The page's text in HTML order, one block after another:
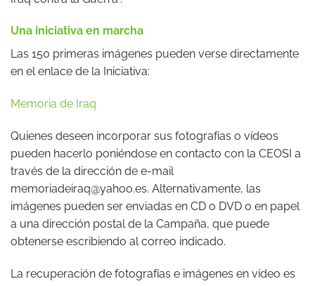
Una iniciativa en marcha
Las 150 primeras imágenes pueden verse directamente
en el enlace de la Iniciativa:
Memoria de Iraq
Quienes deseen incorporar sus fotografías o vídeos
pueden hacerlo poniéndose en contacto con la CEOSI a
través de la dirección de e-mail
memoriadeiraq@yahoo.es. Alternativamente, las
imágenes pueden ser enviadas en CD o DVD o en papel
a una dirección postal de la Campaña, que puede
obtenerse escribiendo al correo indicado.
La recuperación de fotografías e imágenes en vídeo es